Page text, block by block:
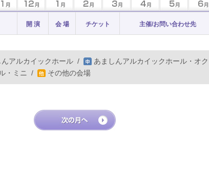
開 演 会 場 チケット 主催/お問い合わせ先
んアルカイックホール /
あましんアルカイックホール・オク
・ミニ / その他の会場